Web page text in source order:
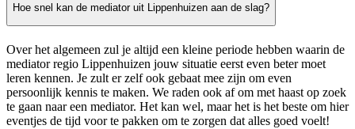
Hoe snel kan de mediator uit Lippenhuizen aan de slag?
Over het algemeen zul je altijd een kleine periode hebben waarin de
mediator regio Lippenhuizen jouw situatie eerst even beter moet
leren kennen. Je zult er zelf ook gebaat mee zijn om even
persoonlijk kennis te maken. We raden ook af om met haast op zoek
te gaan naar een mediator. Het kan wel, maar het is het beste om hier
eventjes de tijd voor te pakken om te zorgen dat alles goed voelt!